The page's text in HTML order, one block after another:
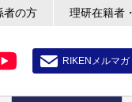
者の方 理研在籍者
RIKENメルマガ